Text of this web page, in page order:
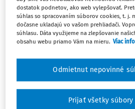
Celý odborný obsah z
dostupný
Odomknite si prístup
obsahu a získajte
zdarma, stačí sa len
dostatok podnetov, ako web vylepšovať.
súhlas so spracovaním súborov cookies, t. j.
dočasne ukladajú vo vašom prehliadači.
súhlasu. Dáta využijeme na zlepšovanie
obsahu webu priamo Vám na mieru. Viac
Odmietnut nepovinné
Prijať všetky súbory